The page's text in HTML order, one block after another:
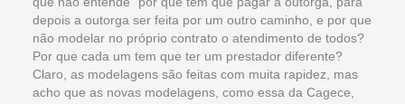
depois a outorga ser feita por um outro caminho, e por que
não modelar no próprio contrato o atendimento de todos?
Por que cada um tem que ter um prestador diferente?
Claro, as modelagens são feitas com muita rapidez, mas
acho que as novas modelagens, como essa da Cagece,